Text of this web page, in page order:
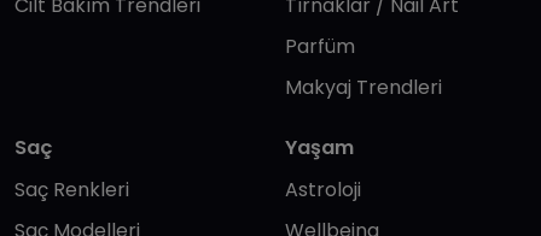
Cilt Bakım Trendleri
Tırnaklar / Nail Art
Parfüm
Makyaj Trendleri
Saç
Saç Renkleri
Saç Modelleri
Yaşam
Astroloji
Wellbeing